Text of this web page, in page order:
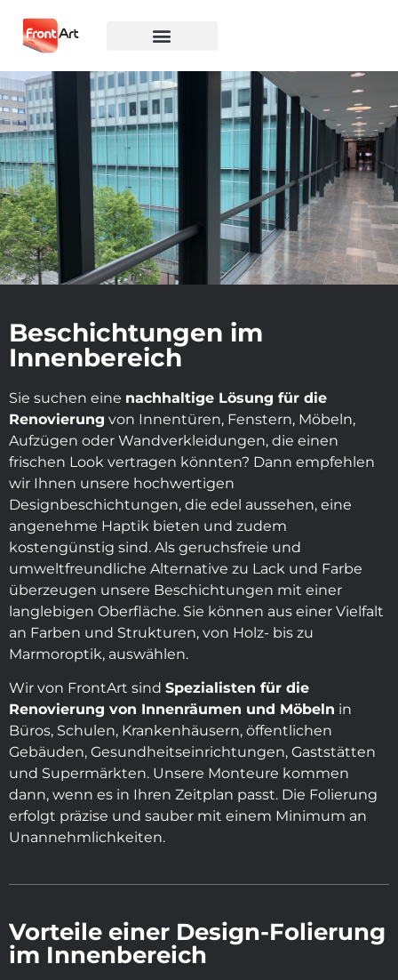
Beschichtungen im
Innenbereich
Sie suchen eine nachhaltige Lösung für die
Renovierung von Innentüren, Fenstern, Möbeln,
Aufzügen oder Wandverkleidungen, die einen
frischen Look vertragen könnten? Dann empfehlen
wir Ihnen unsere hochwertigen
Designbeschichtungen, die edel aussehen, eine
angenehme Haptik bieten und zudem
kostengünstig sind. Als geruchsfreie und
umweltfreundliche Alternative zu Lack und Farbe
überzeugen unsere Beschichtungen mit einer
langlebigen Oberfläche. Sie können aus einer Vielfalt
an Farben und Strukturen, von Holz- bis zu
Marmoroptik, auswählen.
Wir von FrontArt sind Spezialisten für die
Renovierung von Innenräumen und Möbeln in
Büros, Schulen, Krankenhäusern, öffentlichen
Gebäuden, Gesundheitseinrichtungen, Gaststätten
und Supermärkten. Unsere Monteure kommen
dann, wenn es in Ihren Zeitplan passt. Die Folierung
erfolgt präzise und sauber mit einem Minimum an
Unannehmlichkeiten.
Vorteile einer Design-Folierung
im Innenbereich